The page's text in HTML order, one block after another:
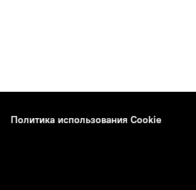
Политика использования Cookie